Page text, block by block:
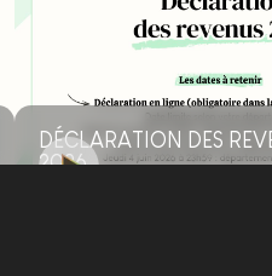
DÉCLARATION DES
2026